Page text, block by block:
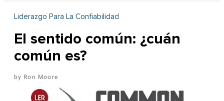
Liderazgo Para La Confiabilidad
El sentido común: ¿cuán
común es?
Ron Moore